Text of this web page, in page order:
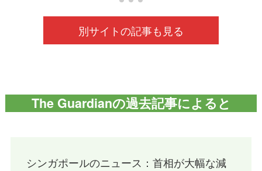
別サイトの記事も見る
The Guardianの過去記事によると
シンガポールのニュース：首相が大幅な減